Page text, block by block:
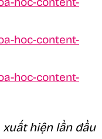
xuất hiện lần đầu